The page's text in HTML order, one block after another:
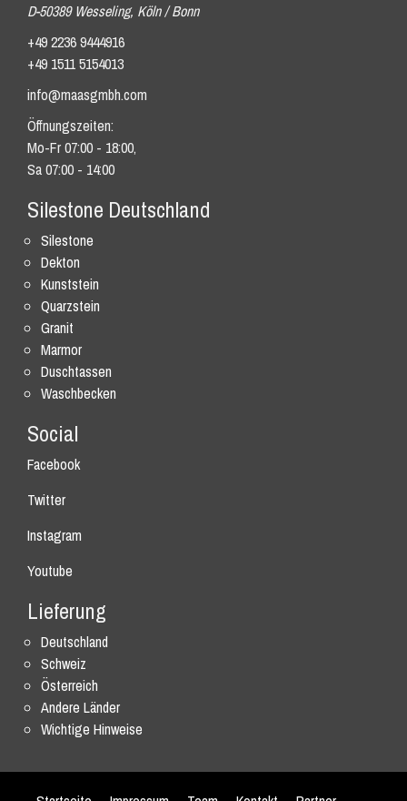
D-50389 Wesseling, Köln / Bonn
+49 2236 9444916
+49 1511 5154013
info@maasgmbh.com
Öffnungszeiten:
Mo-Fr 07:00 - 18:00,
Sa 07:00 - 14:00
Silestone Deutschland
Silestone
Dekton
Kunststein
Quarzstein
Granit
Marmor
Duschtassen
Waschbecken
Social
Facebook
Twitter
Instagram
Youtube
Lieferung
Deutschland
Schweiz
Österreich
Andere Länder
Wichtige Hinweise